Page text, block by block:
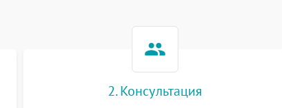
2. Консультация